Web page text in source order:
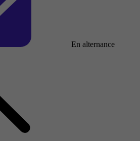
En alternance